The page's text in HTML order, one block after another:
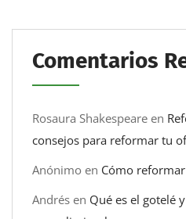
Comentarios
Rosaura Shakespeare en
consejos para reformar tu
Anónimo en Cómo
Andrés en Qué es el gotelé